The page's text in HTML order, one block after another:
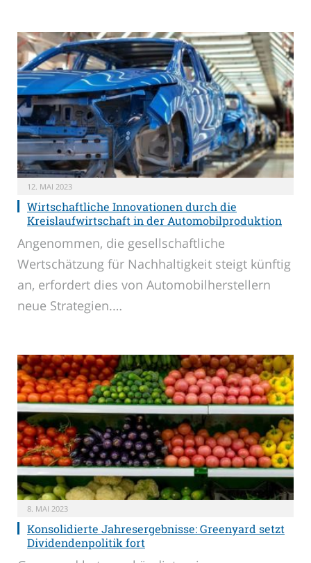
12. MAI 2023
Wirtschaftliche Innovationen durch die
Kreislaufwirtschaft in der Automobilproduktion
Angenommen, die gesellschaftliche
Wertschätzung für Nachhaltigkeit steigt künftig
an, erfordert dies von Automobilherstellern
neue Strategien.…
8. MAI 2023
Konsolidierte Jahresergebnisse: Greenyard setzt
Dividendenpolitik fort